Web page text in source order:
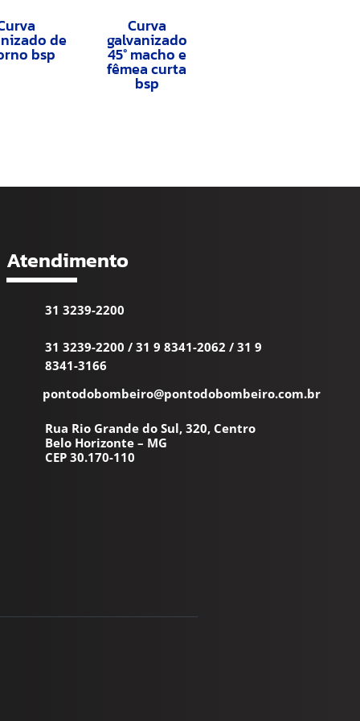
de
bsp
Curva
galvanizado
45° macho e
fêmea curta
bsp
Atendimento
31 3239-2200
31 3239-2200 / 31 9 8341-2062 / 31 9
8341-3166
pontodobombeiro@pontodobombeiro.com.br
Rua Rio Grande do Sul, 320, Centro
Belo Horizonte – MG
CEP 30.170-110